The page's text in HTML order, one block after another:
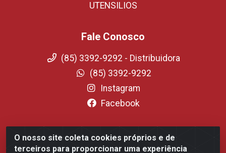
O nosso site coleta cookies próprios e de
terceiros para proporcionar uma experiência
UTENSILIOS
Fale Conosco
(85) 3392-9292 - Distribuidora
(85) 3392-9292
Instagram
Facebook
Fortali Distribuidora de Alimentos LTDA - Avenida